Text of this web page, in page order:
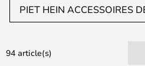
PIET HEIN ACCESSOIRES
94 article(s)